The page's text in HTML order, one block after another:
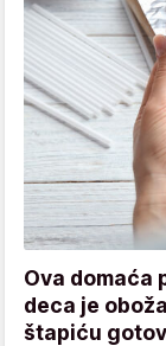
Ova domaća
deca je
štapiću